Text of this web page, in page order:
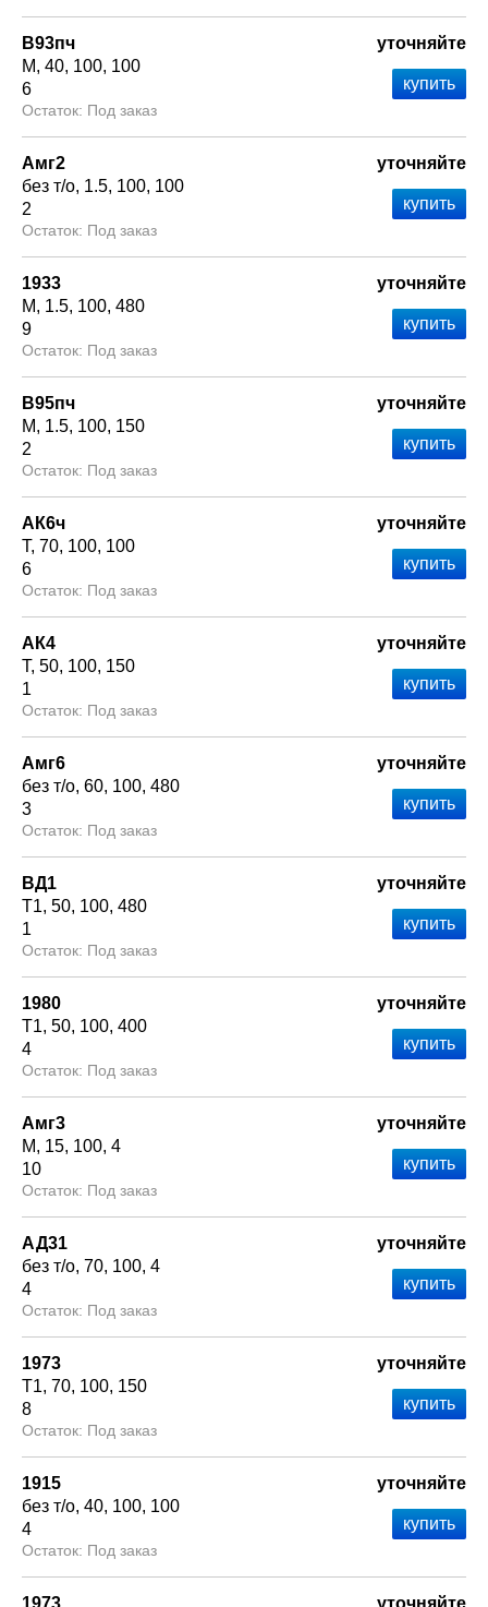
В93пч
М 40 100 100
6
Под заказ
уточняйте
Амг2
без т/о 1.5 100 100
2
Под заказ
уточняйте
1933
М
1.5 100 480
9
Под заказ
уточняйте
В95пч
М
1.5 100 150
2
Под заказ
уточняйте
АК6ч
Т 70 100 100
6
Под заказ
уточняйте
АК4
Т 50 100 150
1
Под заказ
уточняйте
Амг6
без т/о 60 100 480
3
Под заказ
уточняйте
ВД1
Т1 50 100 480
1
Под заказ
уточняйте
1980
Т1 50 100 400
4
Под заказ
уточняйте
Амг3
М
15 100 4
10
Под заказ
уточняйте
АД31
без т/о 70 100 4
4
Под заказ
уточняйте
1973
Т1 70 100 150
8
Под заказ
уточняйте
1915
без т/о 40 100 100
4
Под заказ
уточняйте
1973
уточняйте